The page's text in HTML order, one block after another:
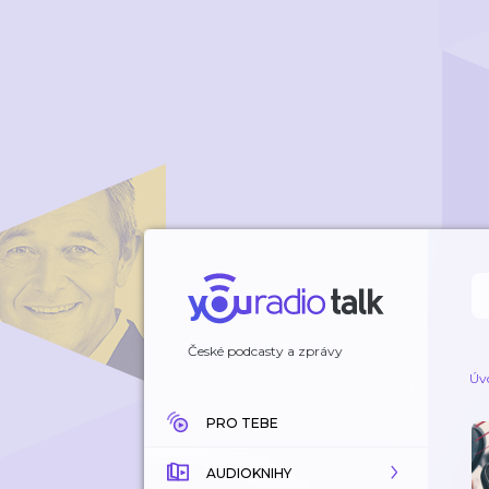
České podcasty a zprávy
PRO TEBE
AUDIOKNIHY